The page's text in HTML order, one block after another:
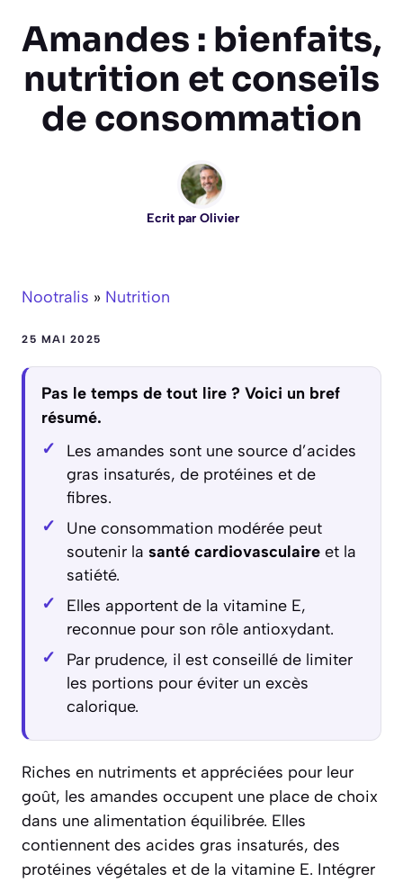
Amandes : bienfaits,
nutrition et conseils
de consommation
Ecrit par Olivier
Nootralis » Nutrition
25 MAI 2025
Pas le temps de tout lire ? Voici un bref
résumé.
Les amandes sont une source d’acides
gras insaturés, de protéines et de
fibres.
Une consommation modérée peut
soutenir la santé cardiovasculaireet la
satiété.
Elles apportent de la vitamine E,
reconnue pour son rôle antioxydant.
Par prudence, il est conseillé de limiter
les portions pour éviter un excès
calorique.
Riches en nutriments et appréciées pour leur
goût, les amandes occupent une place de choix
dans une alimentation équilibrée. Elles
contiennent des acides gras insaturés, des
protéines végétales et de la vitamine E. Intégrer